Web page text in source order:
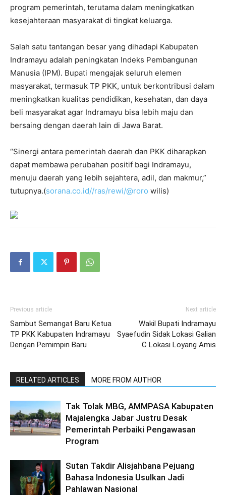
program pemerintah, terutama dalam meningkatkan
kesejahteraan masyarakat di tingkat keluarga.
Salah satu tantangan besar yang dihadapi Kabupaten
Indramayu adalah peningkatan Indeks Pembangunan
Manusia (IPM). Bupati mengajak seluruh elemen
masyarakat, termasuk TP PKK, untuk berkontribusi dalam
meningkatkan kualitas pendidikan, kesehatan, dan daya
beli masyarakat agar Indramayu bisa lebih maju dan
bersaing dengan daerah lain di Jawa Barat.
“Sinergi antara pemerintah daerah dan PKK diharapkan
dapat membawa perubahan positif bagi Indramayu,
menuju daerah yang lebih sejahtera, adil, dan makmur,”
tutupnya.(sorana.co.id//ras/rewi/@roro wilis)
Previous article
Sambut Semangat Baru Ketua
TP PKK Kabupaten Indramayu
Dengan Pemimpin Baru
Next article
Wakil Bupati Indramayu
Syaefudin Sidak Lokasi Galian
C Lokasi Loyang Amis
RELATED ARTICLES MORE FROM AUTHOR
Tak Tolak MBG, AMMPASA Kabupaten
Majalengka Jabar Justru Desak
Pemerintah Perbaiki Pengawasan
Program
Sutan Takdir Alisjahbana Pejuang
Bahasa Indonesia Usulkan Jadi
Pahlawan Nasional